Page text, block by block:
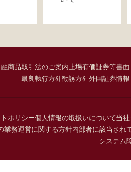
商品取引法のご案内 上場有価証券等書
最良執行方針勧誘方針外国証券情
ポリシー個人情報の取扱いについて当
業務運営に関する方針内部者に該当され
システム